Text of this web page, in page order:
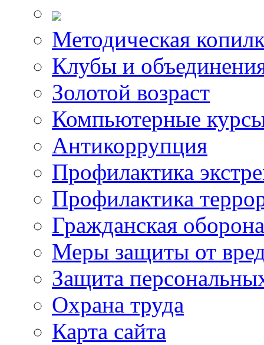
Методическая
Клубы и
Золотой возраст
Компьютерные
Антикоррупция
Профилактика
Профилактика
Гражданская оборона
Меры защиты от
Защита
Охрана труда
Карта сайта